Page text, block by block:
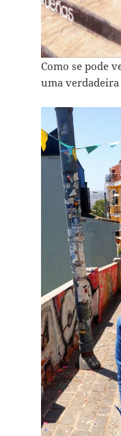
Como se pode
uma verdadeira